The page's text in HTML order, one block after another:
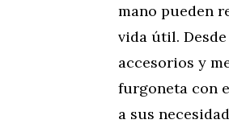
mano pueden
vida útil.
accesorios y
furgoneta con
a sus